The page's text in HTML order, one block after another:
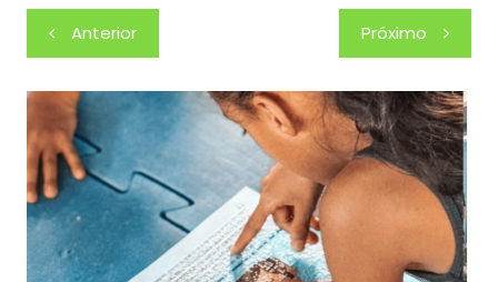
c
e
b
o
o
k
s
s
e
n
g
er
at
s
A
p
p
dI
n
Navegação
de
Post
Anterior Próximo